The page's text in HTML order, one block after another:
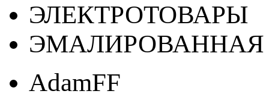
ЭЛЕКТРОТОВАРЫ
ЭМАЛИРОВАННАЯ
AdamFF